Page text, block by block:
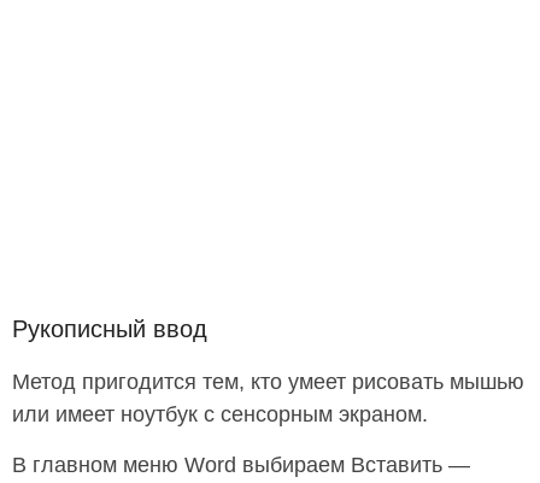
Рукописный ввод
Метод пригодится тем, кто умеет рисовать мышью
или имеет ноутбук с сенсорным экраном.
В главном меню Word выбираем Вставить —